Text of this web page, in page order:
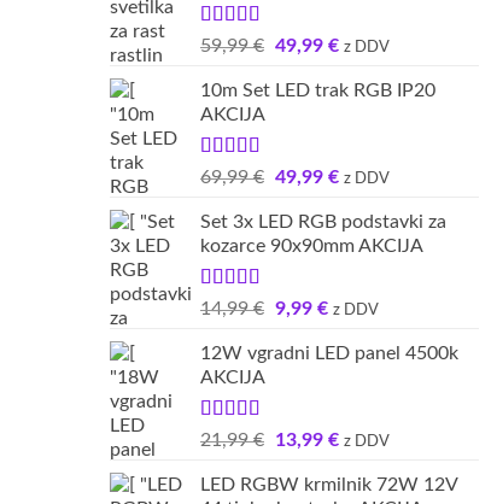
Ocenjeno
59,99€ Izvirna
je
49,99 €Trenutna
je:
z DDV
10m Set LED trak RGB IP20
AKCIJA
Ocenjeno
69,99€ Izvirna
je
bila:
49,99 €Trenutna
je:
49,99 €.
z DDV
Set 3x LED RGB podstavki za
kozarce 90x90mm AKCIJA
Ocenjeno
14,99€ Izvirna
je
9,99 €Trenutna
je:
z DDV
12W vgradni LED panel 4500k
AKCIJA
Ocenjeno
21,99€
Izvirna
je
13,99 €Trenutna
je:
z DDV
LED RGBW krmilnik 72W 12V